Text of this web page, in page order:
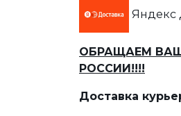
Яндекс
ОБРАЩАЕМ
РОССИИ!!!!
Доставка